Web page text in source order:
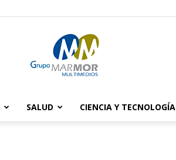
SALUD CIENCIA Y TECNOLOGÍA